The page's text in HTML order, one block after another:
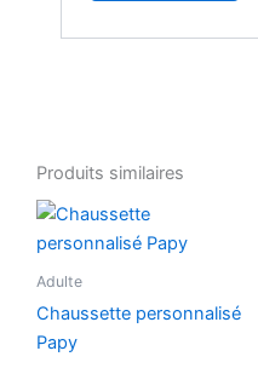
Produits similaires
Adulte
Chaussette personnalisé
Papy